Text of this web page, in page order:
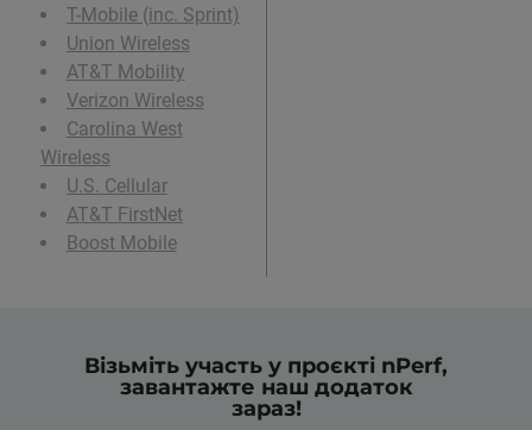
T-Mobile (inc. Sprint)
Union Wireless
AT&T Mobility
Verizon Wireless
Carolina West
Wireless
U.S. Cellular
AT&T FirstNet
Boost Mobile
Візьміть участь у проєкті nPerf,
завантажте наш додаток
зараз!